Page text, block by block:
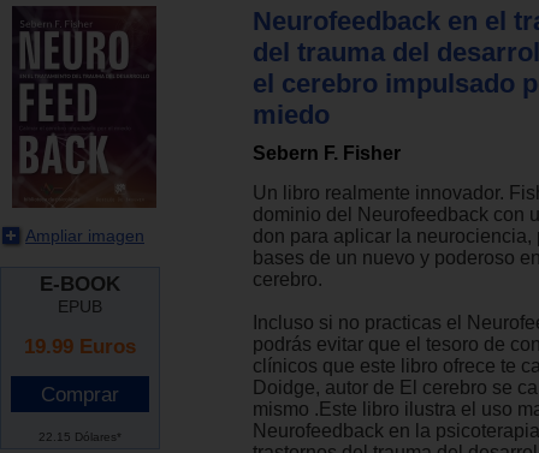
Ampliar imagen
E-BOOK
EPUB
19.99 Euros
22.15 Dólares*
Neurofeedback en el
del trauma del
el cerebro impulsado
miedo
Sebern F. Fisher
Un libro realmente innovador.
dominio del Neurofeedback con
don para aplicar la neurociencia,
bases de un nuevo y poderoso
cerebro.
Incluso si no practicas el
podrás evitar que el tesoro de
clínicos que este libro ofrece te
Doidge, autor de El cerebro se
mismo .Este libro ilustra el uso
Neurofeedback en la